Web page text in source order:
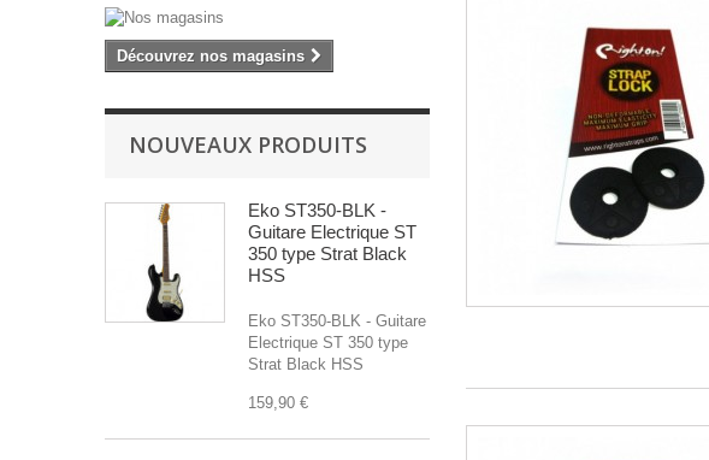
Découvrez nos magasins
NOUVEAUX PRODUITS
Eko ST350-BLK -
Guitare Electrique ST
350 type Strat Black
HSS
Eko ST350-BLK - Guitare
Electrique ST 350 type
Strat Black HSS
159,90 €